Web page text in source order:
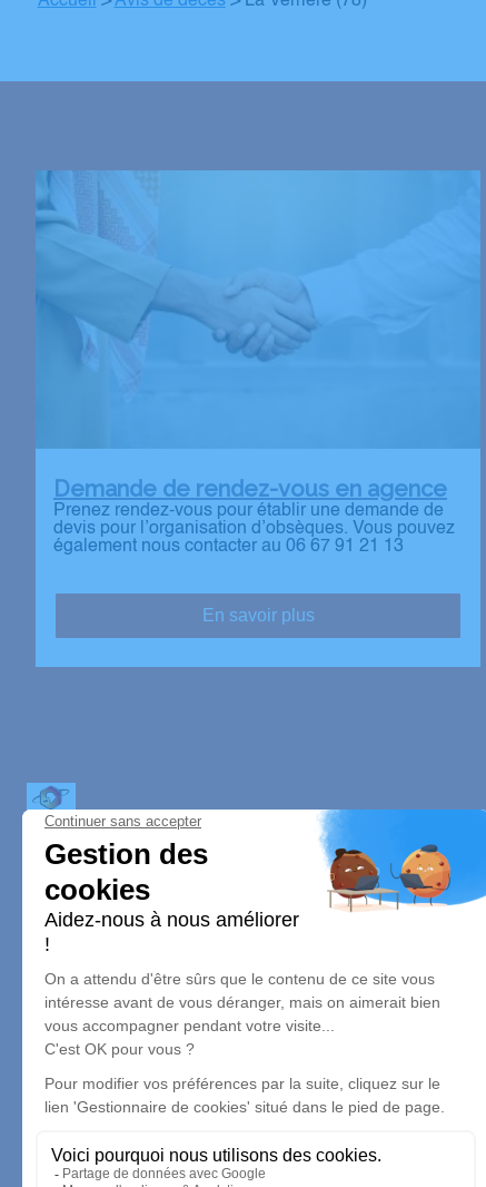
Demande de rendez-vous en agence
Prenez rendez-vous pour établir une demande de
devis pour l’organisation d’obsèques. Vous pouvez
également nous contacter au 06 67 91 21 13
En savoir plus
JANAZA AFRICA
Nos équipes vous aident à honorer la mémoire de la
perpétuer son souvenir dans le respect de ses volontés,
dignité dans son dernier voyage.
Nos agences
Janaza Africa
06 67 91 21 13
contact.janazaafrica@gmail.com
1 Rue de Bruneval - 76610 - Le Havre